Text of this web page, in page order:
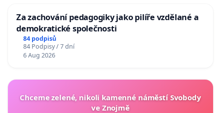
Za zachování pedagogiky jako pilíře vzdělané a
demokratické společnosti
84 podpisů
84 Podpisy / 7 dní
6 Aug 2026
Chceme zelené, nikoli kamenné náměstí Svobody
ve Znojmě